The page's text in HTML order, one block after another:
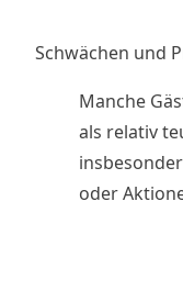
Schwächen und
Manche
als relativ
oder